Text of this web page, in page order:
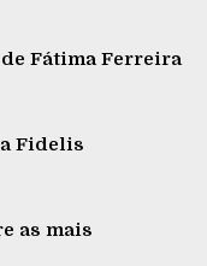
de Fátima Ferreira
Fidelis
as mais